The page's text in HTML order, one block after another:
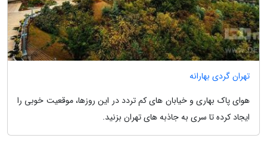
تهران گردی بهارانه
هوای پاک بهاری و خیابان های کم تردد در این روزها، موقعیت خوبی را
ایجاد کرده تا سری به جاذبه های تهران بزنید.